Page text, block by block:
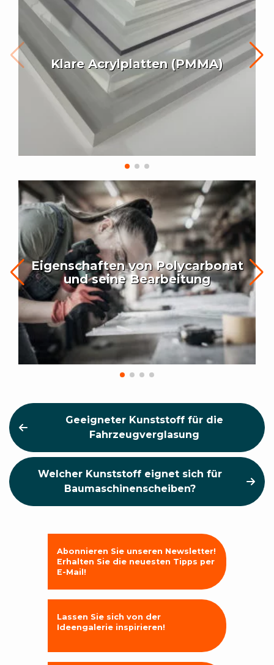
Klare Acrylplatten (PMMA)
Eigenschaften von Polycarbonat
und seine Bearbeitung
Geeigneter Kunststoff für die
Fahrzeugverglasung
Welcher Kunststoff eignet sich für
Baumaschinenscheiben?
Abonnieren Sie unseren Newsletter!
Erhalten Sie die neuesten Tipps per
E-Mail!
Lassen Sie sich von der
Ideengalerie inspirieren!